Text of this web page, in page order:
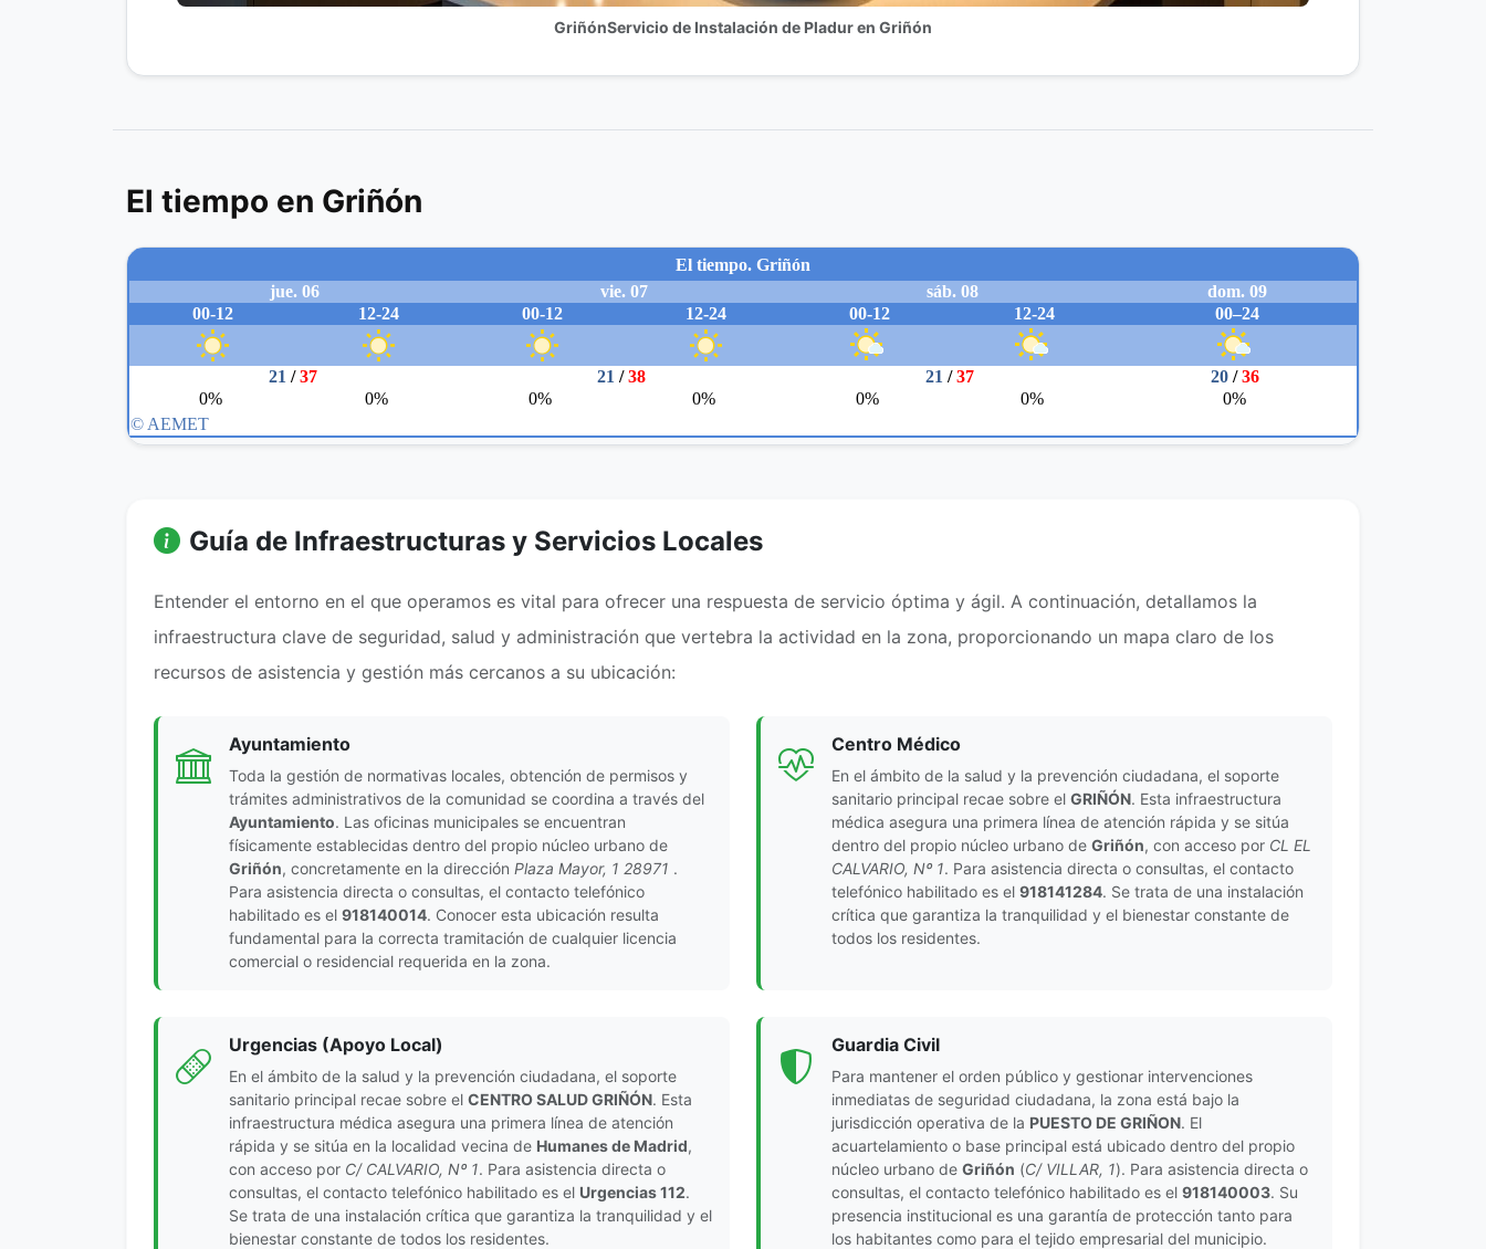
GriñónServicio de Instalación de Pladur en Griñón
El tiempo en Griñón
Guía de Infraestructuras y Servicios Locales
Entender el entorno en el que operamos es vital para ofrecer una respuesta de servicio óptima y ágil. A continuación, detallamos la
infraestructura clave de seguridad, salud y administración que vertebra la actividad en la zona, proporcionando un mapa claro de los
recursos de asistencia y gestión más cercanos a su ubicación:
Ayuntamiento
Toda la gestión de normativas locales, obtención de permisos y
trámites administrativos de la comunidad se coordina a través del
Ayuntamiento. Las oficinas municipales se encuentran
físicamente establecidas dentro del propio núcleo urbano de
Griñón, concretamente en la dirección Plaza Mayor, 1 28971 .
Para asistencia directa o consultas, el contacto telefónico
habilitado es el 918140014. Conocer esta ubicación resulta
fundamental para la correcta tramitación de cualquier licencia
comercial o residencial requerida en la zona.
Centro Médico
En el ámbito de la salud y la prevención ciudadana, el soporte
sanitario principal recae sobre el GRIÑÓN. Esta infraestructura
médica asegura una primera línea de atención rápida y se sitúa
dentro del propio núcleo urbano de Griñón, con acceso por CL EL
CALVARIO, Nº 1. Para asistencia directa o consultas, el contacto
telefónico habilitado es el 918141284. Se trata de una instalación
crítica que garantiza la tranquilidad y el bienestar constante de
todos los residentes.
Urgencias (Apoyo Local)
En el ámbito de la salud y la prevención ciudadana, el soporte
sanitario principal recae sobre el CENTRO SALUD GRIÑÓN. Esta
infraestructura médica asegura una primera línea de atención
rápida y se sitúa en la localidad vecina de Humanes de Madrid,
con acceso por C/ CALVARIO, Nº 1. Para asistencia directa o
consultas, el contacto telefónico habilitado es el Urgencias 112.
Se trata de una instalación crítica que garantiza la tranquilidad y el
bienestar constante de todos los residentes.
Guardia Civil
Para mantener el orden público y gestionar intervenciones
inmediatas de seguridad ciudadana, la zona está bajo la
jurisdicción operativa de la PUESTO DE GRIÑON. El
acuartelamiento o base principal está ubicado dentro del propio
núcleo urbano de Griñón (C/ VILLAR, 1). Para asistencia directa o
consultas, el contacto telefónico habilitado es el 918140003. Su
presencia institucional es una garantía de protección tanto para
los habitantes como para el tejido empresarial del municipio.